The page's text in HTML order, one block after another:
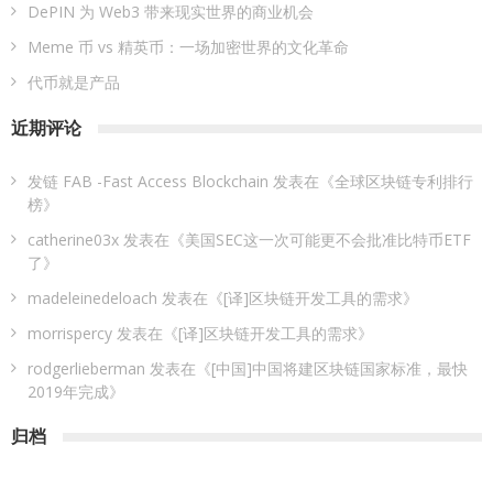
DePIN 为 Web3 带来现实世界的商业机会
Meme 币 vs 精英币：一场加密世界的文化革命
代币就是产品
近期评论
发链 FAB -Fast Access Blockchain 发表在《全球区块链专利排行
榜》
catherine03x 发表在《美国SEC这一次可能更不会批准比特币ETF
了》
madeleinedeloach 发表在《[译]区块链开发工具的需求》
morrispercy 发表在《[译]区块链开发工具的需求》
rodgerlieberman 发表在《[中国]中国将建区块链国家标准，最快
2019年完成》
归档